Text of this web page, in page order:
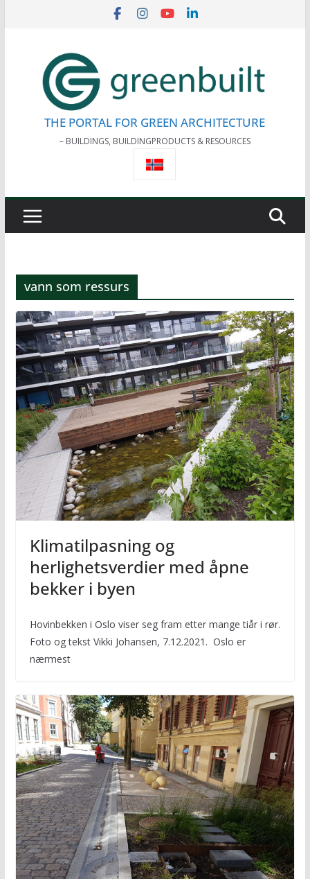
THE PORTAL FOR GREEN ARCHITECTURE
– BUILDINGS, BUILDINGPRODUCTS & RESOURCES
vann som ressurs
Klimatilpasning og
herlighetsverdier med åpne
bekker i byen
Hovinbekken i Oslo viser seg fram etter mange tiår i rør.
Foto og tekst Vikki Johansen, 7.12.2021. Oslo er
nærmest